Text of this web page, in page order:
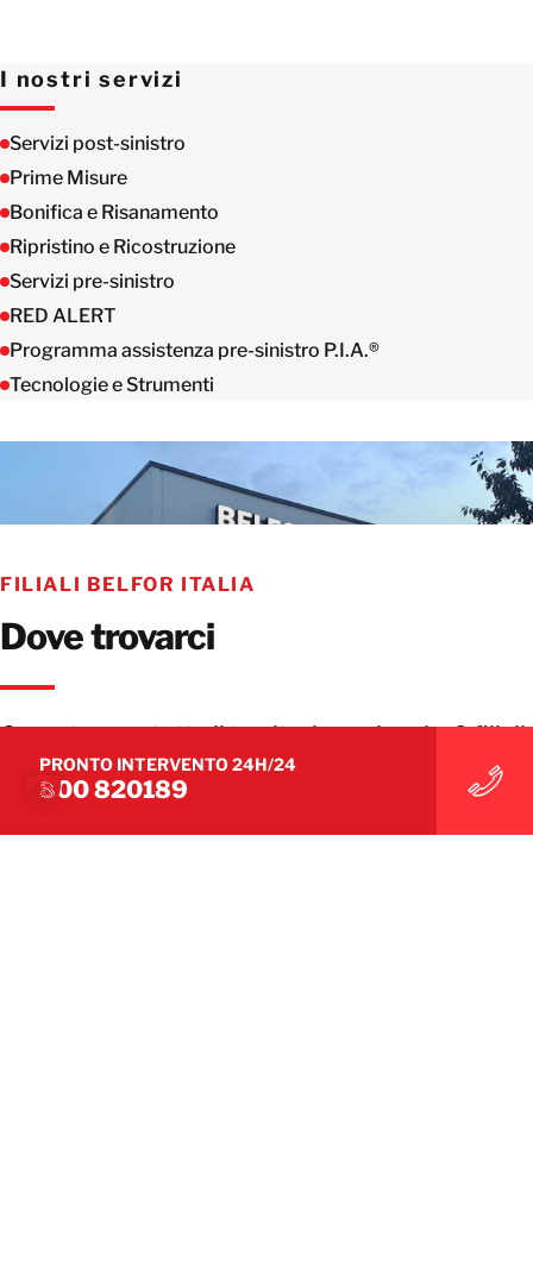
I nostri servizi
Servizi post-sinistro
Prime Misure
Bonifica e Risanamento
Ripristino e Ricostruzione
Servizi pre-sinistro
RED ALERT
Programma assistenza pre-sinistro P.I.A.®
Tecnologie e Strumenti
FILIALI BELFOR ITALIA
Dove trovarci
Copertura su tutto il territorio nazionale: 9 filiali
operative.
PRONTO INTERVENTO 24H/24
800 820189